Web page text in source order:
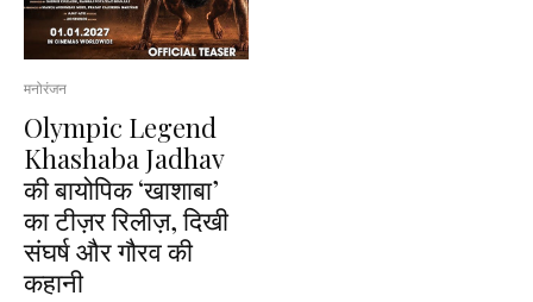
मनोरंजन
Olympic Legend
Khashaba Jadhav
की बायोपिक ‘खाशाबा’
का टीज़र रिलीज़, दिखी
संघर्ष और गौरव की
कहानी